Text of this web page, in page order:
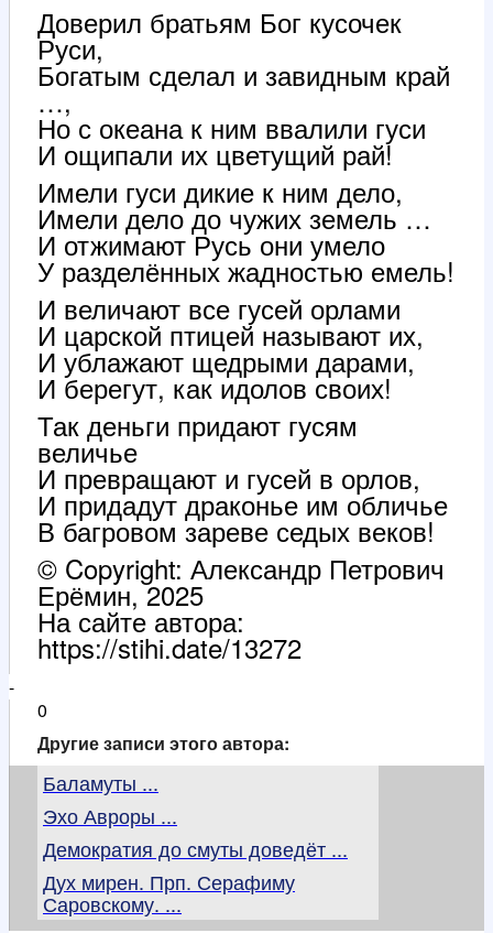
Доверил братьям Бог кусочек
Руси,
Богатым сделал и завидным край
…,
Но с океана к ним ввалили гуси
И ощипали их цветущий рай!
Имели гуси дикие к ним дело,
Имели дело до чужих земель …
И отжимают Русь они умело
У разделённых жадностью емель!
И величают все гусей орлами
И царской птицей называют их,
И ублажают щедрыми дарами,
И берегут, как идолов своих!
Так деньги придают гусям
величье
И превращают и гусей в орлов,
И придадут драконье им обличье
В багровом зареве седых веков!
© Copyright: Александр Петрович
Ерёмин, 2025
На сайте автора:
https://stihi.date/13272
-
0
Другие записи этого автора:
Баламуты ...
Эхо Авроры ...
Демократия до смуты доведёт ...
Дух мирен. Прп. Серафиму
Саровскому. ...